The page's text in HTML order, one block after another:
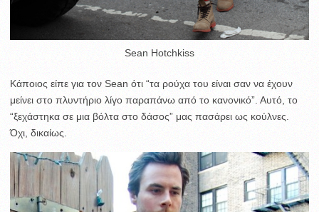
Sean Hotchkiss
Κάποιος είπε για τον Sean ότι “τα ρούχα του είναι σαν να έχουν
μείνει στο πλυντήριο λίγο παραπάνω από το κανονικό”. Αυτό, το
“ξεχάστηκα σε μια βόλτα στο δάσος” μας πασάρει ως κούλνες.
Όχι, δικαίως.